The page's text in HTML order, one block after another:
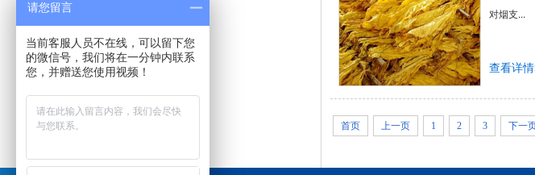
对烟支...
查看详
首页 上一页 1 2 3 下一
请您留言
当前客服人员不在线，可以留下您
的微信号，我们将在一分钟内联系
您，并赠送您使用视频！